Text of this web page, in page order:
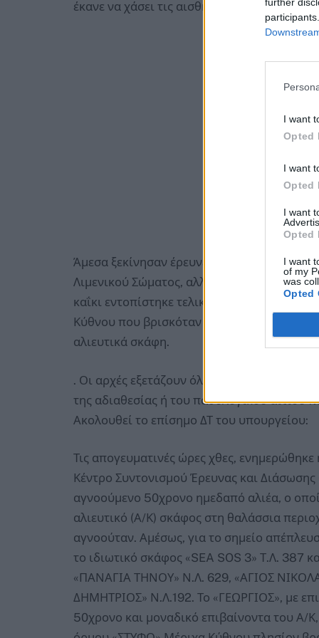
I want
Opted
I want
Opted
I want
Opted
I want
of my
was
Opted
έκανε να χάσει τις αισθήσεις του,
Άμεσα ξεκίνησαν έρευνες για τον
Λιμενικού Σώματος, αλλά και τοπικοί
καΐκι εντοπίστηκε τελικά στον όρμο
Κύθνου που βρισκόταν στην περιοχή στο
αλιευτικά σκάφη.
. Οι αρχές εξετάζουν όλα τα ενδεχόμενα,
της αδιαθεσίας ή του παθολογικού
Ακολουθεί το επίσημο ΔΤ του υπουργείου:
Τις απογευματινές ώρες χθες,
Κέντρο Συντονισμού Έρευνας και
αγνοούμενο 50χρονο ημεδαπό αλιέα, ο
αλιευτικό (Α/Κ) σκάφος στη θαλάσσια
αγνοούταν. Αμέσως, για το σημείο
το ιδιωτικό σκάφος «SEA SOS 3» Τ.Λ. 387
«ΠΑΝΑΓΙΑ ΤΗΝΟΥ» Ν.Λ. 629, «ΑΓΙΟΣ
ΔΗΜΗΤΡΙΟΣ» Ν.Λ.192. Το «ΓΕΩΡΓΙΟΣ», με
50χρονο και μοναδικό επιβαίνοντα του Α/